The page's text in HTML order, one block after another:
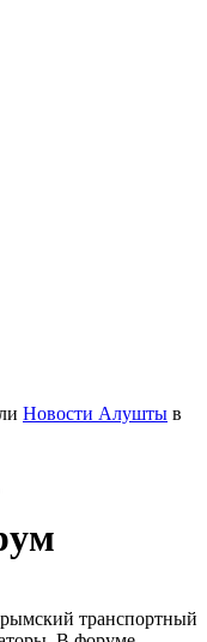
Новости Алушты в
транспортный